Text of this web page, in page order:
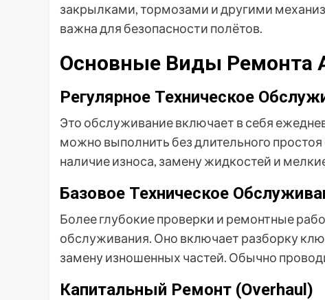
закрылками, тормозами и другими
важна для безопасности полётов.
Основные Виды Ремонта
Регулярное Техническое
Это обслуживание включает в себя
можно выполнить без длительного
наличие износа, замену жидкостей и
Базовое Техническое
Более глубокие проверки и ремонтные
обслуживания. Оно включает разборку
замену изношенных частей. Обычно
Капитальный Ремонт (Overhaul)